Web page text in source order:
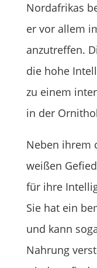
Nordafrikas
er vor allem
anzutreffen.
die hohe
zu einem
in der
Neben ihrem
weißen
für ihre
Sie hat ein
und kann
Nahrung